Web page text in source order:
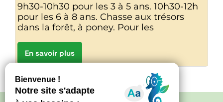
9h30-10h30 pour les 3 à 5 ans. 10h30-12h
pour les 6 à 8 ans. Chasse aux trésors
dans la forêt, à poney. Pour les
En savoir plus